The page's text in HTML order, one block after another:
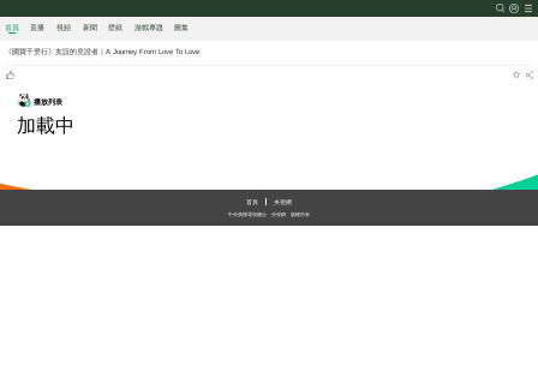
首頁 直播 視頻 新聞 壁紙 游戲專題 圖集
《國寶千里行》友誼的見證者｜A Journey From Love To Love
播放列表
加載中
首頁
央視網
中央廣播電視總台
央視網 版權所有